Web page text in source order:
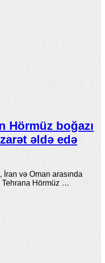
Hörmüz boğazı
əldə edə
İran və Oman arasında
Tehrana Hörmüz …